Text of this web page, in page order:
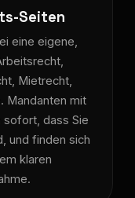
Seiten
eine eigene,
Mietrecht,
Mandanten mit
sofort, dass Sie
und finden sich
klaren